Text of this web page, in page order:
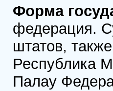
Форма
федерация.
штатов,
Республика
Палау